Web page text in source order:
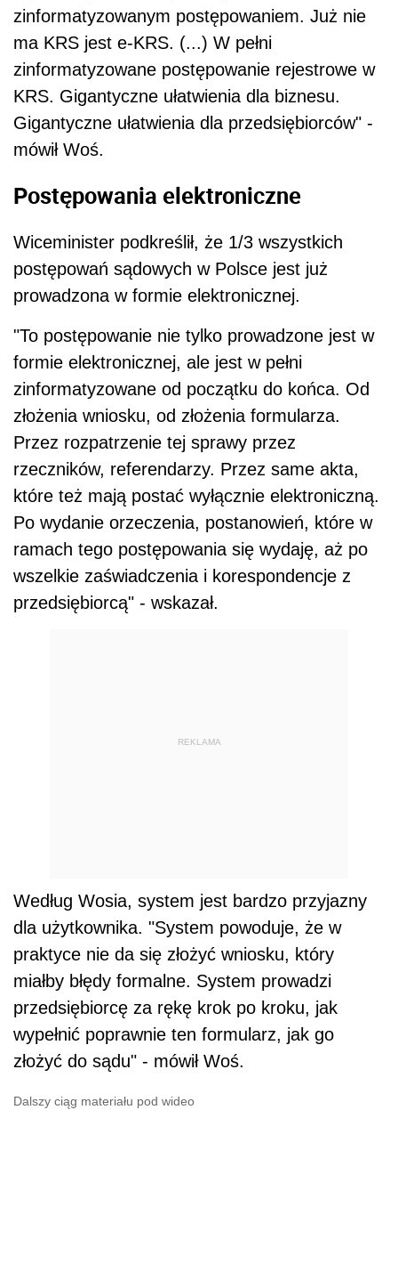
zinformatyzowanym postępowaniem. Już nie
ma KRS jest e-KRS. (...) W pełni
zinformatyzowane postępowanie rejestrowe w
KRS. Gigantyczne ułatwienia dla biznesu.
Gigantyczne ułatwienia dla przedsiębiorców" -
mówił Woś.
Postępowania elektroniczne
Wiceminister podkreślił, że 1/3 wszystkich
postępowań sądowych w Polsce jest już
prowadzona w formie elektronicznej.
"To postępowanie nie tylko prowadzone jest w
formie elektronicznej, ale jest w pełni
zinformatyzowane od początku do końca. Od
złożenia wniosku, od złożenia formularza.
Przez rozpatrzenie tej sprawy przez
rzeczników, referendarzy. Przez same akta,
które też mają postać wyłącznie elektroniczną.
Po wydanie orzeczenia, postanowień, które w
ramach tego postępowania się wydaję, aż po
wszelkie zaświadczenia i korespondencje z
przedsiębiorcą" - wskazał.
REKLAMA
Według Wosia, system jest bardzo przyjazny
dla użytkownika. "System powoduje, że w
praktyce nie da się złożyć wniosku, który
miałby błędy formalne. System prowadzi
przedsiębiorcę za rękę krok po kroku, jak
wypełnić poprawnie ten formularz, jak go
złożyć do sądu" - mówił Woś.
Dalszy ciąg materiału pod wideo